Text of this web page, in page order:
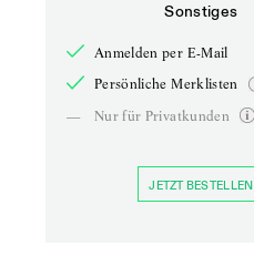
Sonstiges
Anmelden per E-Mail
Persönliche Merklisten
—
Nur für Privatkunden
JETZT BESTELLEN